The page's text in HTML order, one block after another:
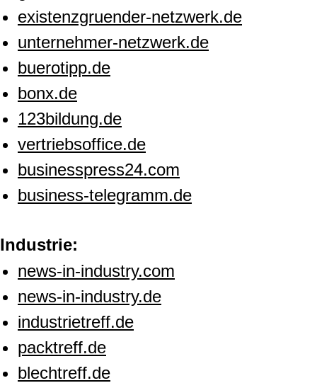
existenzgruender-netzwerk.de
unternehmer-netzwerk.de
buerotipp.de
bonx.de
123bildung.de
vertriebsoffice.de
businesspress24.com
business-telegramm.de
Industrie:
news-in-industry.com
news-in-industry.de
industrietreff.de
packtreff.de
blechtreff.de